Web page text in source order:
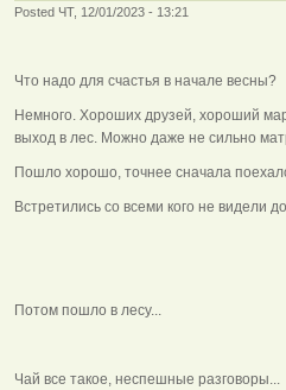
Posted ЧТ, 12/01/2023 - 13:21
Что надо для счастья в начале весны?
Немного. Хороших друзей, хороший
выход в лес. Можно даже не сильно
Пошло хорошо, точнее сначала
Встретились со всеми кого не видели
Потом пошло в лесу...
Чай все такое, неспешные разговоры...